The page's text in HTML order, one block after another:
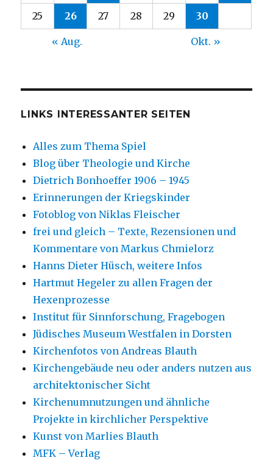
25 26 27 28 29 30
« Aug. Okt. »
LINKS INTERESSANTER SEITEN
Alles zum Thema Spiel
Blog über Theologie und Kirche
Dietrich Bonhoeffer 1906 – 1945
Erinnerungen der Kriegskinder
Fotoblog von Niklas Fleischer
frei und gleich – Texte, Rezensionen und
Kommentare von Markus Chmielorz
Hanns Dieter Hüsch, weitere Infos
Hartmut Hegeler zu allen Fragen der
Hexenprozesse
Institut für Sinnforschung, Fragebogen
Jüdisches Museum Westfalen in Dorsten
Kirchenfotos von Andreas Blauth
Kirchengebäude neu oder anders nutzen aus
architektonischer Sicht
Kirchenumnutzungen und ähnliche
Projekte in kirchlicher Perspektive
Kunst von Marlies Blauth
MFK – Verlag